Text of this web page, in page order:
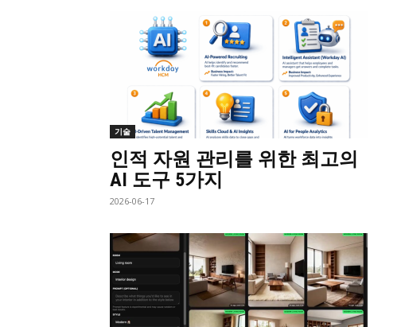
기술
인적 자원 관리를 위한 최고의
AI 도구 5가지
2026-06-17